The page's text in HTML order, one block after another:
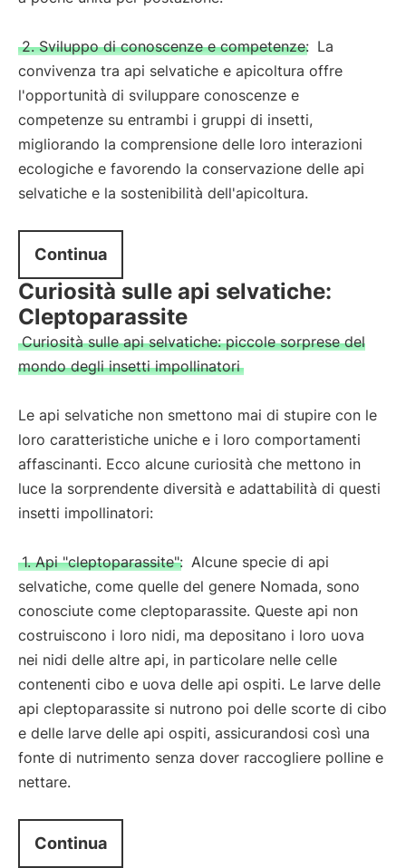
2. Sviluppo di conoscenze e competenze: La
convivenza tra api selvatiche e apicoltura offre
l'opportunità di sviluppare conoscenze e
competenze su entrambi i gruppi di insetti,
migliorando la comprensione delle loro interazioni
ecologiche e favorendo la conservazione delle api
selvatiche e la sostenibilità dell'apicoltura.
Continua
Curiosità sulle api selvatiche:
Cleptoparassite
Curiosità sulle api selvatiche: piccole sorprese del
mondo degli insetti impollinatori
Le api selvatiche non smettono mai di stupire con le
loro caratteristiche uniche e i loro comportamenti
affascinanti. Ecco alcune curiosità che mettono in
luce la sorprendente diversità e adattabilità di questi
insetti impollinatori:
1. Api "cleptoparassite": Alcune specie di api
selvatiche, come quelle del genere Nomada, sono
conosciute come cleptoparassite. Queste api non
costruiscono i loro nidi, ma depositano i loro uova
nei nidi delle altre api, in particolare nelle celle
contenenti cibo e uova delle api ospiti. Le larve delle
api cleptoparassite si nutrono poi delle scorte di cibo
e delle larve delle api ospiti, assicurandosi così una
fonte di nutrimento senza dover raccogliere polline e
nettare.
Continua